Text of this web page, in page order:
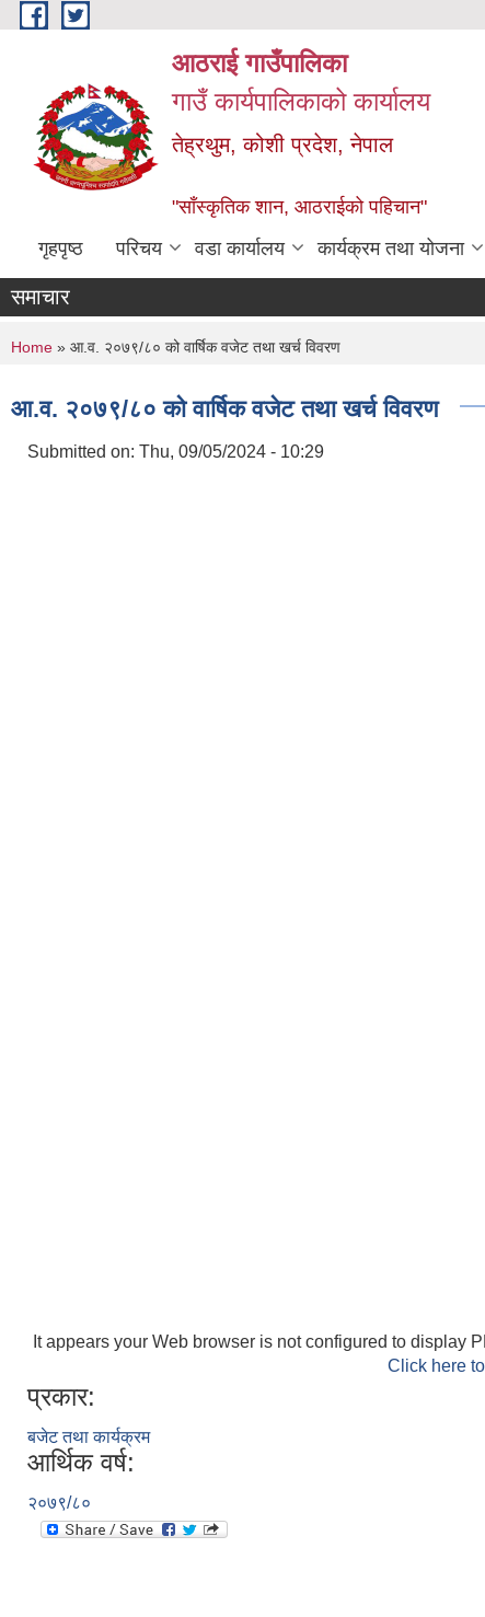
Skip to main content
आठराई गाउँपालिका
गाउँ कार्यपालिकाको कार्यालय
तेह्रथुम, कोशी प्रदेश, नेपाल
"साँस्कृतिक शान, आठराईको पहिचान"
गृहपृष्ठ परिचय वडा कार्यालय कार्यक्रम तथा योजना
समाचार
You are here
Home » आ.व. २०७९/८० को वार्षिक वजेट तथा खर्च विवरण
आ.व. २०७९/८० को वार्षिक वजेट तथा खर्च विवरण
Submitted on: Thu, 09/05/2024 - 10:29
It appears your Web browser is not configured to display
Click here
प्रकार:
बजेट तथा कार्यक्रम
आर्थिक वर्ष:
२०७९/८०